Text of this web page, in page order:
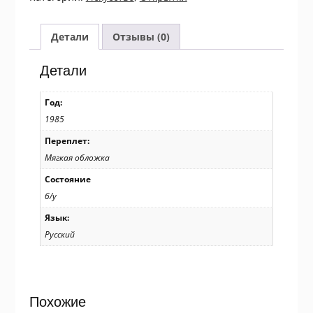
Архангельский
краеведческий
музей.
Комплект
листівок
р905
Детали Отзывы (0)
Детали
Год:
1985
Переплет:
Мягкая обложка
Состояние
б/у
Язык:
Русский
Похожие